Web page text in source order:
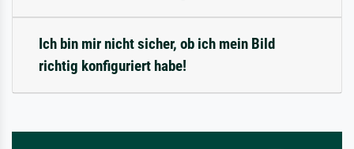
Ich bin mir nicht sicher, ob ich mein Bild
richtig konfiguriert habe!